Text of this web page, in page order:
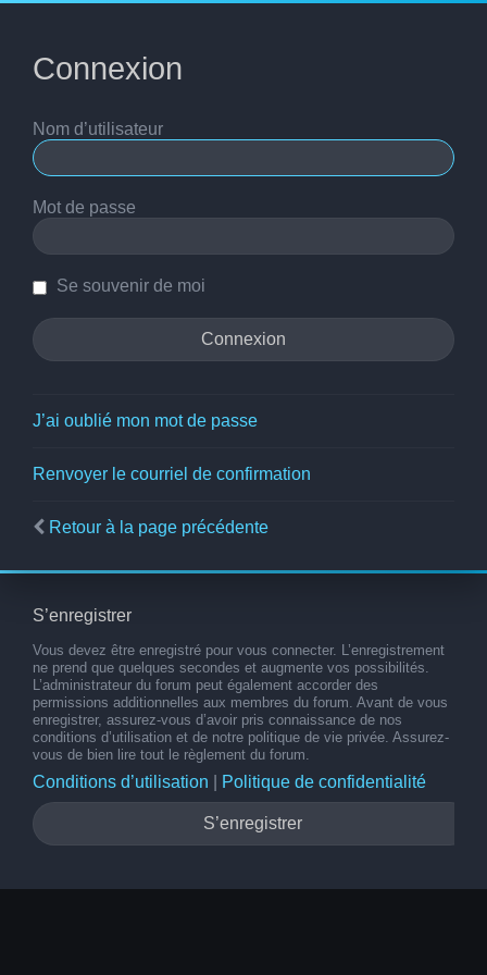
Connexion
Nom d’utilisateur
Mot de passe
Se souvenir de moi
J’ai oublié mon mot de passe
Renvoyer le courriel de confirmation
Retour à la page précédente
S’enregistrer
Vous devez être enregistré pour vous connecter. L’enregistrement
ne prend que quelques secondes et augmente vos possibilités.
L’administrateur du forum peut également accorder des
permissions additionnelles aux membres du forum. Avant de vous
enregistrer, assurez-vous d’avoir pris connaissance de nos
conditions d’utilisation et de notre politique de vie privée. Assurez-
vous de bien lire tout le règlement du forum.
Conditions d’utilisation Politique de confidentialité
S’enregistrer